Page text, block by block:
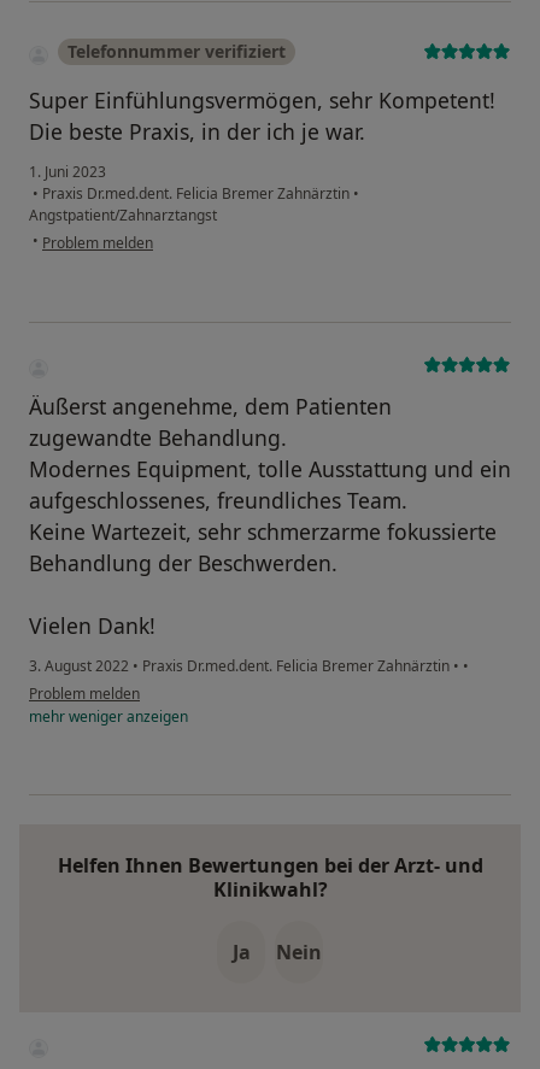
Telefonnummer verifiziert
Super Einfühlungsvermögen, sehr Kompetent!
Die beste Praxis, in der ich je war.
1. Juni 2023
• Praxis Dr.med.dent. Felicia Bremer Zahnärztin •
Angstpatient/Zahnarztangst
• Problem melden
Äußerst angenehme, dem Patienten
zugewandte Behandlung.
Modernes Equipment, tolle Ausstattung und ein
aufgeschlossenes, freundliches Team.
Keine Wartezeit, sehr schmerzarme fokussierte
Behandlung der Beschwerden.
Vielen Dank!
3. August 2022 • Praxis Dr.med.dent. Felicia Bremer Zahnärztin • •
Problem melden
mehrwenigeranzeigen
Helfen Ihnen Bewertungen bei der Arzt- und
Klinikwahl?
Ja Nein